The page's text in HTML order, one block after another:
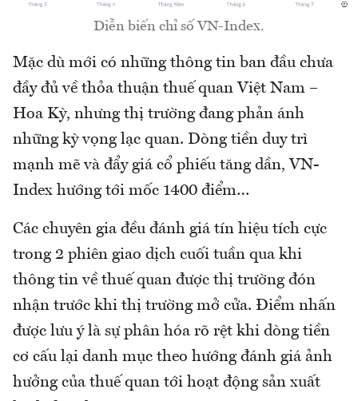
Diễn biến chỉ số VN-Index.
Mặc dù mới có những thông tin ban đầu chưa
đầy đủ về thỏa thuận thuế quan Việt Nam –
Hoa Kỳ, nhưng thị trường đang phản ánh
những kỳ vọng lạc quan. Dòng tiền duy trì
mạnh mẽ và đẩy giá cổ phiếu tăng dần, VN-
Index hướng tới mốc 1400 điểm…
Các chuyên gia đều đánh giá tín hiệu tích cực
trong 2 phiên giao dịch cuối tuần qua khi
thông tin về thuế quan được thị trường đón
nhận trước khi thị trường mở cửa. Điểm nhấn
được lưu ý là sự phân hóa rõ rệt khi dòng tiền
cơ cấu lại danh mục theo hướng đánh giá ảnh
hưởng của thuế quan tới hoạt động sản xuất